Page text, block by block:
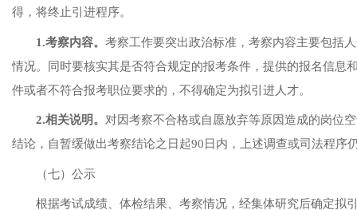
得，将终止引进程序。
1.考察内容。 考察工作要突出政治标准，考察内容主要包括
情况。同时要核实其是否符合规定的报考条件，提供的报名信息
件或者不符合报考职位要求的，不得确定为拟引进人才。
2.相关说明。 对因考察不合格或自愿放弃等原因造成的岗位
结论 ， 自暂缓做出考察结论之日起90日内，上述调查或司法程序
（七）公示
根据考试成绩 体检结果、考察情况，经集体研究后确定拟